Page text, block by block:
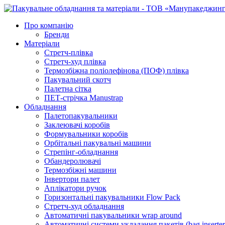
Про компанію
Бренди
Матеріали
Стретч-плівка
Стретч-худ плівка
Термозбіжна поліолефінова (ПОФ) плівка
Пакувальний скотч
Палетна сітка
ПЕТ-стрічка Manustrap
Обладнання
Палетопакувальники
Заклеювачі коробів
Формувальники коробів
Орбітальні пакувальні машини
Стрепінг-обладнання
Обандеролювачі
Термозбіжні машини
Інвертори палет
Аплікатори ручок
Горизонтальні пакувальники Flow Pack
Стретч-худ обладнання
Автоматичні пакувальники wrap around